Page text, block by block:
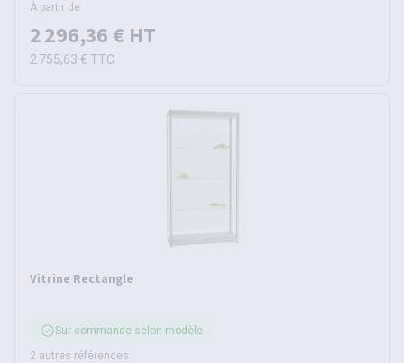
À partir de
2 296,36 € HT
2 755,63 € TTC
Vitrine Rectangle
Sur commande selon modèle
2 autres références